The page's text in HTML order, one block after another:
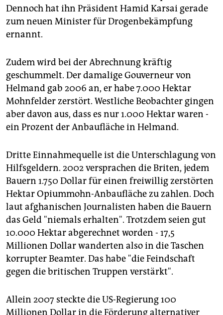
Dennoch hat ihn Präsident Hamid Karsai gerade
zum neuen Minister für Drogenbekämpfung
ernannt.
Zudem wird bei der Abrechnung kräftig
geschummelt. Der damalige Gouverneur von
Helmand gab 2006 an, er habe 7.000 Hektar
Mohnfelder zerstört. Westliche Beobachter gingen
aber davon aus, dass es nur 1.000 Hektar waren -
ein Prozent der Anbaufläche in Helmand.
Dritte Einnahmequelle ist die Unterschlagung von
Hilfsgeldern. 2002 versprachen die Briten, jedem
Bauern 1.750 Dollar für einen freiwillig zerstörten
Hektar Opiummohn-Anbaufläche zu zahlen. Doch
laut afghanischen Journalisten haben die Bauern
das Geld "niemals erhalten". Trotzdem seien gut
10.000 Hektar abgerechnet worden - 17,5
Millionen Dollar wanderten also in die Taschen
korrupter Beamter. Das habe "die Feindschaft
gegen die britischen Truppen verstärkt".
Allein 2007 steckte die US-Regierung 100
Millionen Dollar in die Förderung alternativer